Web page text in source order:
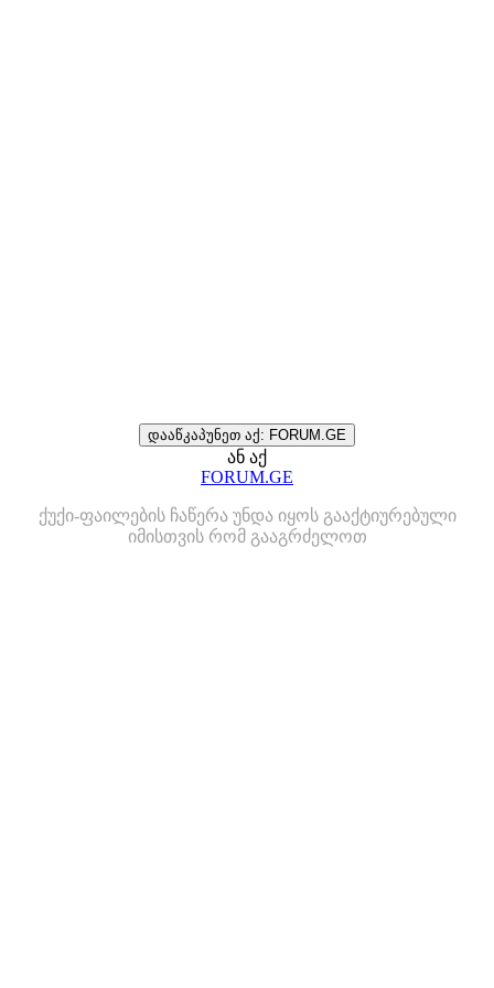
დააწკაპუნეთ აქ: FORUM.GE
ან აქ
FORUM.GE
ქუქი-ფაილების ჩაწერა უნდა იყოს გააქტიურებული
იმისთვის რომ გააგრძელოთ